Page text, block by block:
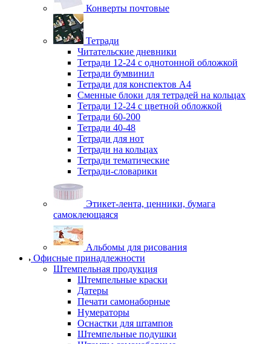
Конверты почтовые
Тетради
Читательские дневники
Тетради 12-24 с однотонной обложкой
Тетради бумвинил
Тетради для конспектов А4
Сменные блоки для тетрадей на кольцах
Тетради 12-24 с цветной обложкой
Тетради 60-200
Тетради 40-48
Тетради для нот
Тетради на кольцах
Тетради тематические
Тетради-словарики
Этикет-лента, ценники, бумага
самоклеющаяся
Альбомы для рисования
Офисные принадлежности
Штемпельная продукция
Штемпельные краски
Датеры
Печати самонаборные
Нумераторы
Оснастки для штампов
Штемпельные подушки